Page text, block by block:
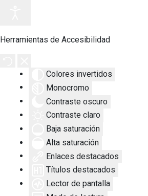
Herramientas de Accesibilidad
Colores invertidos
Monocromo
Contraste oscuro
Contraste claro
Baja saturación
Alta saturación
Enlaces destacados
Títulos destacados
Lector de pantalla